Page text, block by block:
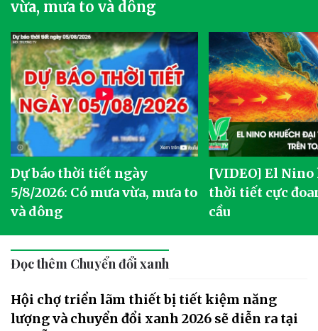
vừa, mưa to và dông
Dự báo thời tiết ngày
5/8/2026: Có mưa vừa, mưa to
và dông
[VIDEO] El
thời tiết cực
cầu
Đọc thêm Chuyển đổi xanh
Hội chợ triển lãm thiết bị tiết kiệm năng
lượng và chuyển đổi xanh 2026 sẽ diễn ra tại